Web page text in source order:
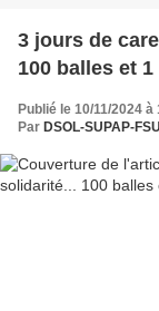
3 jours de
100 balles et
Publié le 10/11/2024 à
Par DSOL-SUPAP-FSU